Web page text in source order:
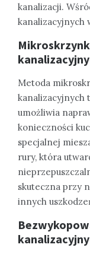
kanalizacji.
kanalizacyjnych
Metoda
kanalizacyjnych
umożliwia
konieczności
specjalnej
rury, która
skuteczna przy
innych